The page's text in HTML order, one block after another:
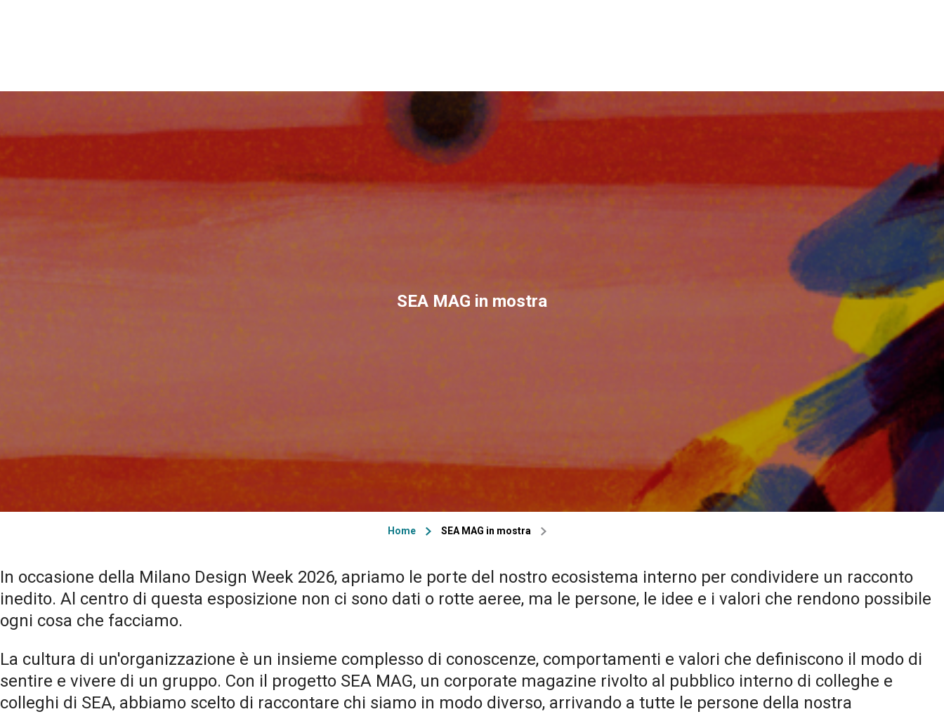
SEA MAG in mostra
Home SEA MAG in mostra
In occasione della Milano Design Week 2026, apriamo le porte del nostro ecosistema interno per condividere un racconto
inedito. Al centro di questa esposizione non ci sono dati o rotte aeree, ma le persone, le idee e i valori che rendono possibile
ogni cosa che facciamo.
La cultura di un'organizzazione è un insieme complesso di conoscenze, comportamenti e valori che definiscono il modo di
sentire e vivere di un gruppo. Con il progetto SEA MAG, un corporate magazine rivolto al pubblico interno di colleghe e
colleghi di SEA, abbiamo scelto di raccontare chi siamo in modo diverso, arrivando a tutte le persone della nostra